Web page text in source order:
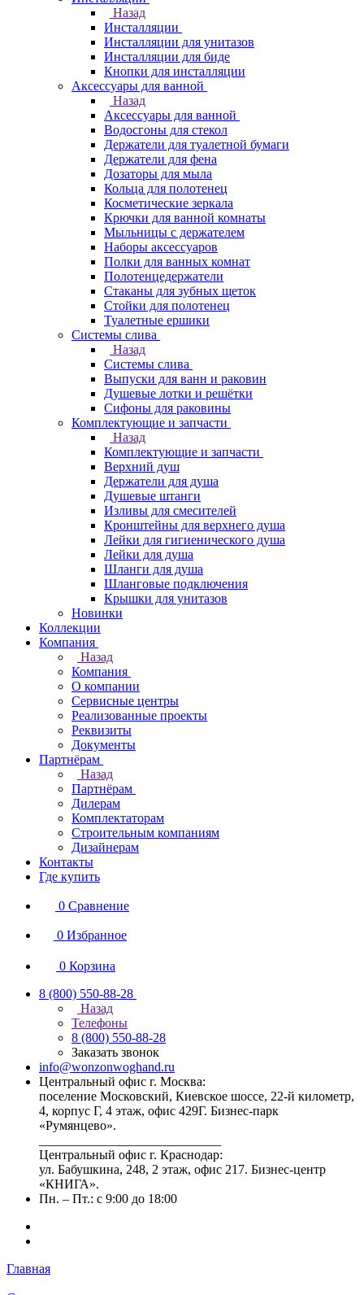
Назад
Инсталляции
Инсталляции для унитазов
Инсталляции для биде
Кнопки для инсталляции
Аксессуары для ванной
Назад
Аксессуары для ванной
Водосгоны для стекол
Держатели для туалетной бумаги
Держатели для фена
Дозаторы для мыла
Кольца для полотенец
Косметические зеркала
Крючки для ванной комнаты
Мыльницы с держателем
Наборы аксессуаров
Полки для ванных комнат
Полотенцедержатели
Стаканы для зубных щеток
Стойки для полотенец
Туалетные ершики
Системы слива
Назад
Системы слива
Выпуски для ванн и раковин
Душевые лотки и решётки
Сифоны для раковины
Комплектующие и запчасти
Назад
Комплектующие и запчасти
Верхний душ
Держатели для душа
Душевые штанги
Изливы для смесителей
Кронштейны для верхнего душа
Лейки для гигиенического душа
Лейки для душа
Шланги для душа
Шланговые подключения
Крышки для унитазов
Новинки
Коллекции
Компания
Назад
Компания
О компании
Сервисные центры
Реализованные проекты
Реквизиты
Документы
Партнёрам
Назад
Партнёрам
Дилерам
Комплектаторам
Строительным компаниям
Дизайнерам
Контакты
Где купить
0 Сравнение
0 Избранное
0 Корзина
8 (800) 550-88-28
Назад
Телефоны
8 (800) 550-88-28
Заказать звонок
info@wonzonwoghand.ru
Центральный офис г. Москва:
поселение Московский, Киевское шоссе, 22-й километр,
4, корпус Г, 4 этаж, офис 429Г. Бизнес-парк
«Румянцево».
Центральный офис г. Краснодар:
ул. Бабушкина, 248, 2 этаж, офис 217. Бизнес-центр
«КНИГА».
Пн. – Пт.: с 9:00 до 18:00
Главная